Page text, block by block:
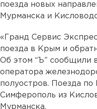
поезда новых
Мурманска и
«Гранд Сервис
поезда в Крым и
Об этом “Ъ” сообщили
оператора
полуостров. Поезда
Симферополь из
Мурманска.